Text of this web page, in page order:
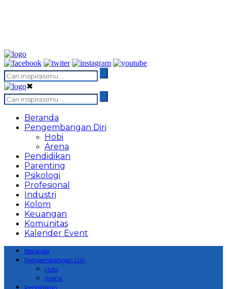
✖
Beranda
Pengembangan Diri
Hobi
Arena
Pendidikan
Parenting
Psikologi
Profesional
Industri
Kolom
Keuangan
Komunitas
Kalender Event
Beranda
Pengembangan Diri
Hobi
Arena
Pendidikan